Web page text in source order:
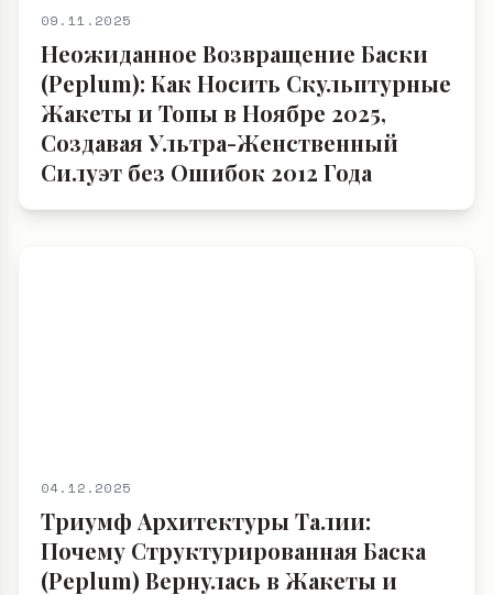
09.11.2025
Неожиданное Возвращение Баски
(Peplum): Как Носить Скульптурные
Жакеты и Топы в Ноябре 2025,
Создавая Ультра-Женственный
Силуэт без Ошибок 2012 Года
04.12.2025
Триумф Архитектуры Талии:
Почему Структурированная Баска
(Peplum) Вернулась в Жакеты и